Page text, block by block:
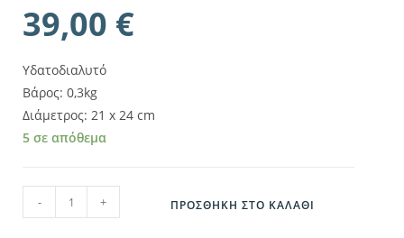
39,00 €
Υδατοδιαλυτό
Βάρος: 0,3kg
Διάμετρος: 21 x 24 cm
5 σε απόθεμα
ποσότητα
- + ΠΡΟΣΘΉΚΗ ΣΤΟ ΚΑΛΆΘΙ